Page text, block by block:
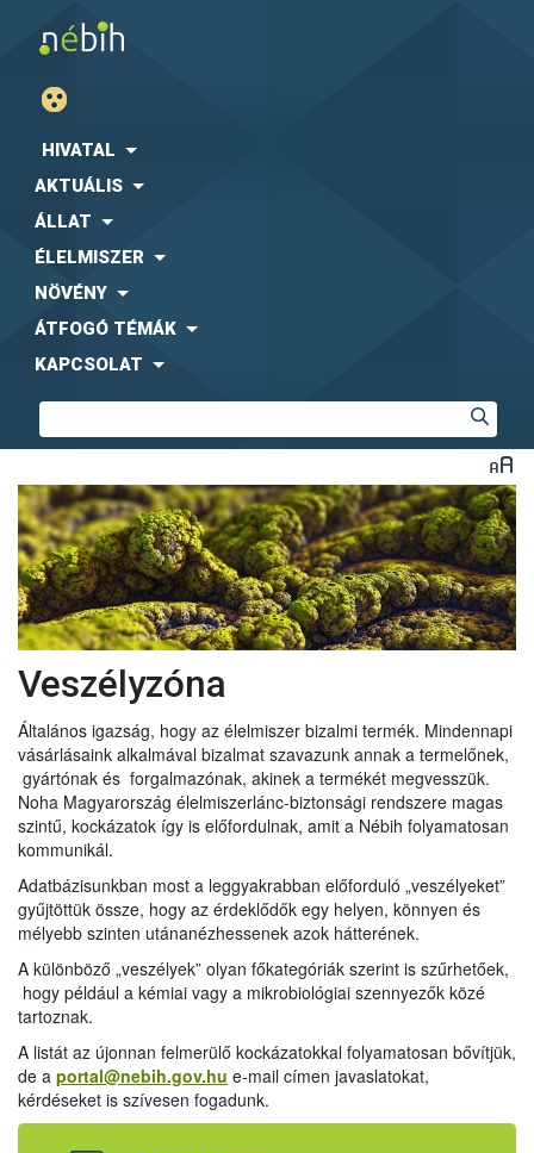
HIVATAL
AKTUÁLIS
ÁLLAT
ÉLELMISZER
NÖVÉNY
ÁTFOGÓ TÉMÁK
KAPCSOLAT
Veszélyzóna
Általános igazság, hogy az élelmiszer bizalmi termék. Mindennapi
vásárlásaink alkalmával bizalmat szavazunk annak a termelőnek,
gyártónak és forgalmazónak, akinek a termékét megvesszük.
Noha Magyarország élelmiszerlánc-biztonsági rendszere magas
szintű, kockázatok így is előfordulnak, amit a Nébih folyamatosan
kommunikál.
Adatbázisunkban most a leggyakrabban előforduló „veszélyeket”
gyűjtöttük össze, hogy az érdeklődők egy helyen, könnyen és
mélyebb szinten utánanézhessenek azok hátterének.
A különböző „veszélyek” olyan főkategóriák szerint is szűrhetőek,
hogy például a kémiai vagy a mikrobiológiai szennyezők közé
tartoznak.
A listát az újonnan felmerülő kockázatokkal folyamatosan bővítjük,
de a portal@nebih.gov.hu e-mail címen javaslatokat,
kérdéseket is szívesen fogadunk.